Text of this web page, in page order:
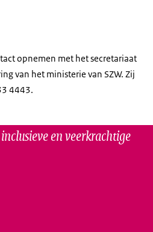
opnemen met het secretariaat
van het ministerie van SZW. Zij
4443.
en veerkrachtige